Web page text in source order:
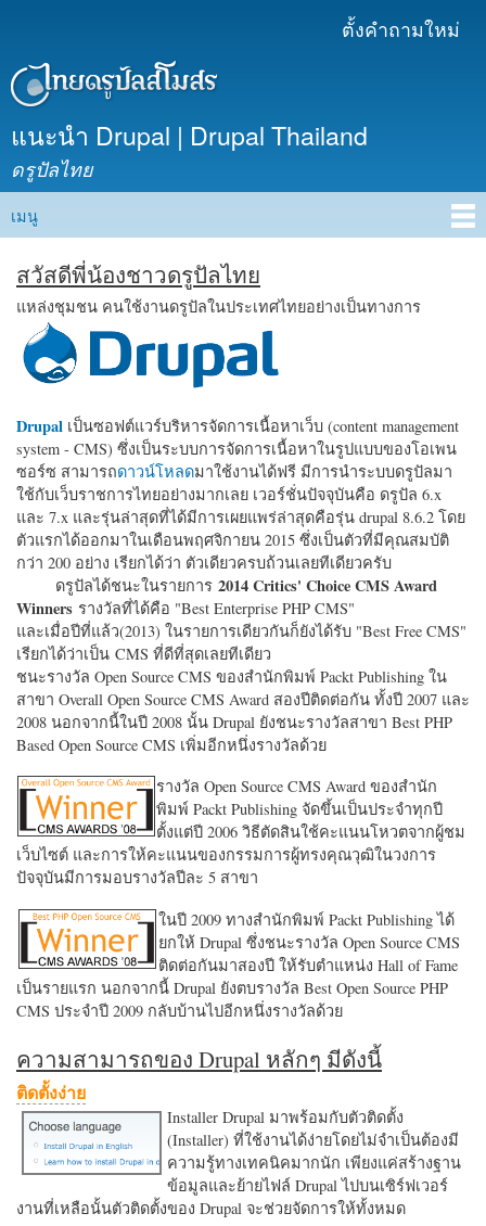
เนื้อหา
ตั้งคำถามใหม่
แนะนำ Drupal | Drupal Thailand
ดรูปัลไทย
Main menu
เมนู
สวัสดีพี่น้องชาวดรูปัลไทย
แหล่งชุมชน คนใช้งานดรูปัลในประเทศไทยอย่างเป็นทางการ
Drupal เป็นซอฟต์แวร์บริหารจัดการเนื้อหาเว็บ (content management
system - CMS) ซึ่งเป็นระบบการจัดการเนื้อหาในรูปแบบของโอเพน
ซอร์ซ สามารถดาวน์โหลดมาใช้งานได้ฟรี มีการนำระบบดรูปัลมา
ใช้กับเว็บราชการไทยอย่างมากเลย เวอร์ชั่นปัจจุบันคือ ดรูปัล 6.x
และ 7.x และรุ่นล่าสุดที่ได้มีการเผยแพร่ล่าสุดคือรุ่น drupal 8.6.2 โดย
ตัวแรกได้ออกมาในเดือนพฤศจิกายน 2015 ซึ่งเป็นตัวที่มีคุณสมบัติ
กว่า 200 อย่าง เรียกได้ว่า ตัวเดียวครบถ้วนเลยทีเดียวครับ
ดรูปัลได้ชนะในรายการ 2014 Critics' Choice CMS Award
Winners รางวัลที่ได้คือ "Best Enterprise PHP CMS"
และเมื่อปีที่แล้ว(2013) ในรายการเดียวกันก็ยังได้รับ "Best Free CMS"
เรียกได้ว่าเป็น CMS ที่ดีที่สุดเลยทีเดียว
ชนะรางวัล Open Source CMS ของสำนักพิมพ์ Packt Publishing ใน
สาขา Overall Open Source CMS Award สองปีติดต่อกัน ทั้งปี 2007 และ
2008 นอกจากนี้ในปี 2008 นั้น Drupal ยังชนะรางวัลสาขา Best PHP
Based Open Source CMS เพิ่มอีกหนึ่งรางวัลด้วย
รางวัล Open Source CMS Award ของสำนัก
พิมพ์ Packt Publishing จัดขึ้นเป็นประจำทุกปี
ตั้งแต่ปี 2006 วิธีตัดสินใช้คะแนนโหวตจากผู้ชม
เว็บไซต์ และการให้คะแนนของกรรมการผู้ทรงคุณวุฒิในวงการ
ปัจจุบันมีการมอบรางวัลปีละ 5 สาขา
ในปี 2009 ทางสำนักพิมพ์ Packt Publishing ได้
ยกให้ Drupal ซึ่งชนะรางวัล Open Source CMS
ติดต่อกันมาสองปี ให้รับตำแหน่ง Hall of Fame
เป็นรายแรก นอกจากนี้ Drupal ยังตบรางวัล Best Open Source PHP
CMS ประจำปี 2009 กลับบ้านไปอีกหนึ่งรางวัลด้วย
ความสามารถของ Drupal หลักๆ มีดังนี้
ติดตั้งง่าย
Installer Drupal มาพร้อมกับตัวติดตั้ง
(Installer) ที่ใช้งานได้ง่ายโดยไม่จำเป็นต้องมี
ความรู้ทางเทคนิคมากนัก เพียงแค่สร้างฐาน
ข้อมูลและย้ายไฟล์ Drupal ไปบนเซิร์ฟเวอร์
งานที่เหลือนั้นตัวติดตั้งของ Drupal จะช่วยจัดการให้ทั้งหมด